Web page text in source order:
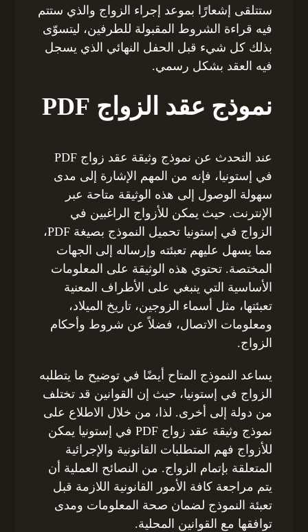
ستتلقى إشعارًا بموعد إجراء الزواج والذي ستتم
فيه قراءة الشروط المقبولة للطرفين، ليتسوّى
بذلك كل شيء قبل الحفل النهائي الذي يسجل
فيه العقد بشكل رسمي.
نموذج عقد الزواج PDF
عند التحدث عن نموذج وثيقة عقد زواج PDF
في إستونيا، فإنه من المهم الإشارة إلى مدى
سهولة الوصول إلى هذه الوثيقة متاحة عبر
الإنترنت. حيث يمكن للأزواج الراغبين في
الزواج في إستونيا تحميل النموذج بصيغة PDF،
مما يسهل عليهم تعبئته وإرساله إلى الجهات
المختصة. تحتوي هذه الوثيقة على المعلومات
الأساسية التي ينبغي على الأطراف المعنية
تعبئتها، مثل أسماء الزوجين، تاريخ الميلاد،
ومعلومات الاتصال، فضلاً عن شروط وأحكام
الزواج.
يساعد النموذج المتاح أيضًا في توضيح ما يتطلبه
الزواج في إستونيا، حيث إن القوانين قد تختلف
من دولة إلى أخرى. لذا، من خلال الاطلاع على
نموذج وثيقة عقد زواج PDF في إستونيا يمكن
للأزواج فهم المتطلبات القانونية والإجرائية
المتعلقة بإتمام الزواج. من النصائح العملية أن
يتم مراجعة كافة الأمور القانونية اللازمة قبل
تعبئة النموذج لضمان صحة المعلومات ومدى
توافقها مع القوانين المحلية.